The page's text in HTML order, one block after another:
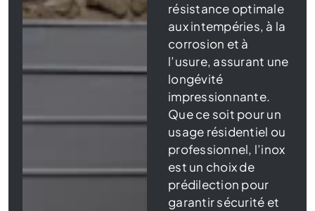
résistance optimale
aux intempéries, à la
corrosion et à
l’usure, assurant une
longévité
impressionnante.
Que ce soit pour un
usage résidentiel ou
professionnel, l’inox
est un choix de
prédilection pour
garantir sécurité et